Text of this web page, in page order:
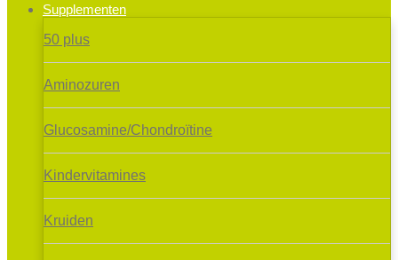
Supplementen
50 plus
Aminozuren
Glucosamine/Chondroïtine
Kindervitamines
Kruiden